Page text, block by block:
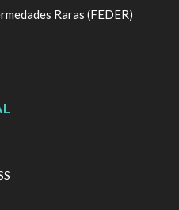
Raras (FEDER)